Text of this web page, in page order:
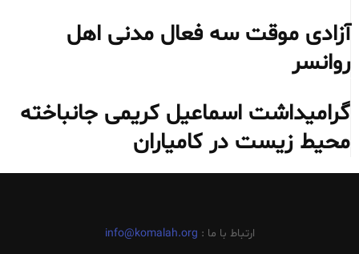
آزادی موقت سه فعال مدنی اهل
روانسر
گرامیداشت اسماعیل کریمی جانباخته
محیط‌ زیست در کامیاران
ارتباط با ما : info@komalah.org